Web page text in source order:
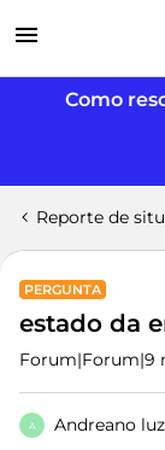
Como
Reporte de
PERGUNTA
estado da
Forum|Forum|9
A Andreano luz